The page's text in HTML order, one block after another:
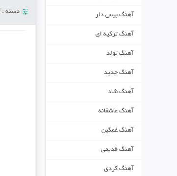
دسته : آهنگ بیس دار
آهنگ ترکیه ای
آهنگ تولد
آهنگ جدید
آهنگ شاد
آهنگ عاشقانه
آهنگ غمگین
آهنگ قدیمی
آهنگ کردی